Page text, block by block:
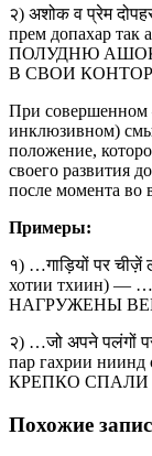
२) अशोक व प्रेम
прем допахар так
ПОЛУДНЮ
В СВОИ
При
инклюзивном)
положение,
своего развития
после момента во
Примеры:
१) …गाड़ियों पर चीज़ें
хотии тхиин)
НАГРУЖЕНЫ
२) …जो अपने पलंगों
пар гахрии
КРЕПКО
Похожие